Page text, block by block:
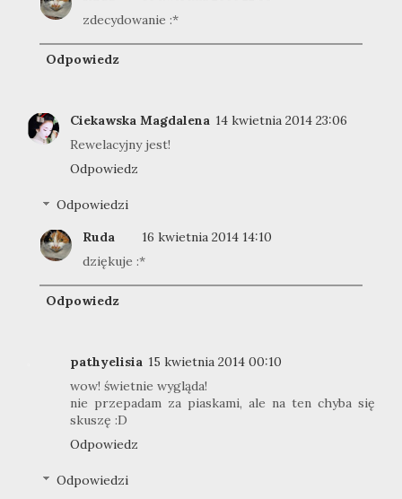
zdecydowanie :*
Odpowiedz
Ciekawska Magdalena 14 kwietnia 2014 23:06
Rewelacyjny jest!
Odpowiedz
Odpowiedzi
Ruda
16 kwietnia 2014 14:10
dziękuje :*
Odpowiedz
pathyelisia 15 kwietnia 2014 00:10
wow! świetnie wygląda!
nie przepadam za piaskami, ale na ten chyba się
skuszę :D
Odpowiedz
Odpowiedzi